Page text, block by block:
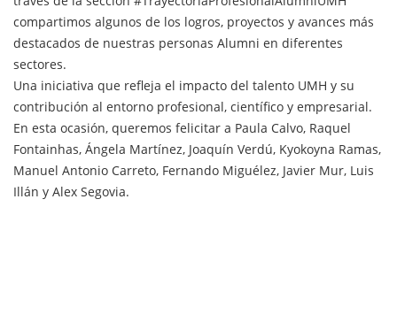
compartimos algunos de los logros, proyectos y avances más
destacados de nuestras personas Alumni en diferentes
sectores.
Una iniciativa que refleja el impacto del talento UMH y su
contribución al entorno profesional, científico y empresarial.
En esta ocasión, queremos felicitar a Paula Calvo, Raquel
Fontainhas, Ángela Martínez, Joaquín Verdú, Kyokoyna Ramas,
Manuel Antonio Carreto, Fernando Miguélez, Javier Mur, Luis
Illán y Alex Segovia.